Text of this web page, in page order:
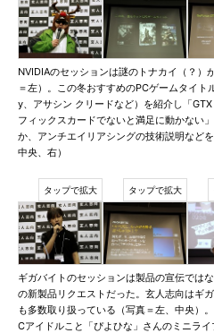
NVIDIAのセッションは謎のトナカイ（？）
＝左）。この冬おすすめのPCゲームタイト
y、アサシン クリードなど）を紹介し「
フィックスカードでないと満足に動かない
か、アンチエイリアシングの技術説明など
中央、右）
ギガバイトのセッションは製品の宣伝では
の新製品リクエストだった。玄人志向はギ
も多数取り扱っている（写真＝左、中央）
Cアイドルこと「ぴよひな」さんのミニライ